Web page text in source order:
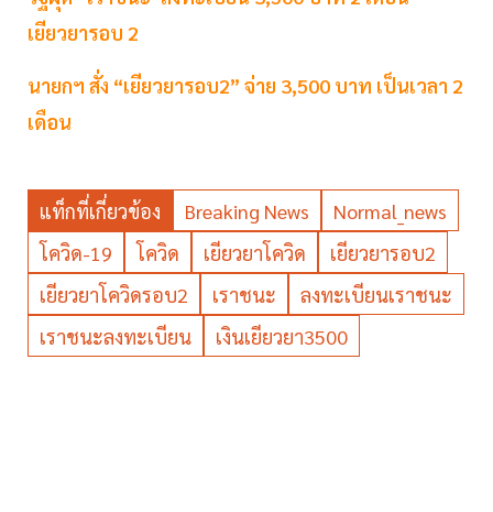
เยียวยารอบ 2
นายกฯ สั่ง “เยียวยารอบ2” จ่าย 3,500 บาท เป็นเวลา 2
เดือน
แท็กที่เกี่ยวข้อง Breaking News
Normal_news
โควิด-19
โควิด เยียวยาโควิด
เยียวยารอบ2
เยียวยาโควิดรอบ2
เราชนะ
ลงทะเบียนเราชนะ
เราชนะลงทะเบียน
เงินเยียวยา3500